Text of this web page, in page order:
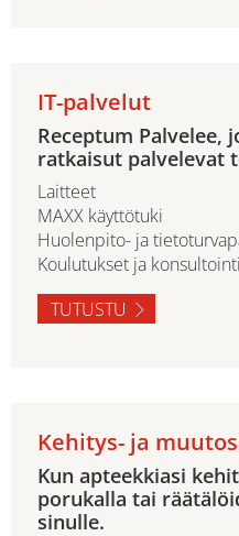
IT-palvelut
Receptum Palvelee,
ratkaisut palvelevat
Laitteet
MAXX käyttötuki
Huolenpito- ja
Koulutukset ja konsultointi
TUTUSTU
Kehitys- ja
Kun apteekkiasi
porukalla tai
sinulle.